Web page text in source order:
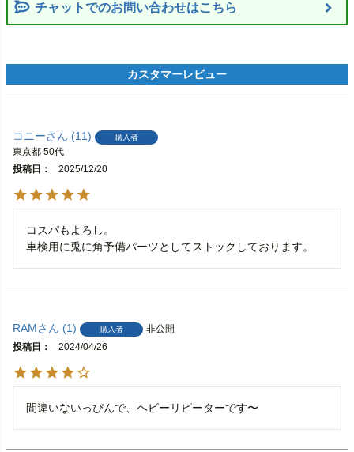
チャットでのお問い合わせはこちら
コニー 11 購入者
東京都 50代
投稿日
2025/12/20
コスパもよろし。
車検用に兎に角予備パーツとしてストックしております。
RAM 1 購入者
非公開
投稿日
2024/04/26
間違いないっぴんで、ヘビーリピーターです〜